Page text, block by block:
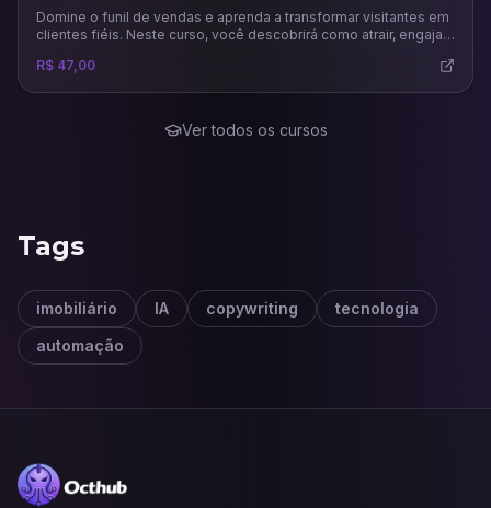
Domine o funil de vendas e aprenda a transformar visitantes em
clientes fiéis. Neste curso, você descobrirá como atrair, engajar
tráfego pago e análise de métricas para maximizar resultados
R$ 47,00
Ver todos os cursos
Tags
imobiliário IA copywriting
tecnologia
automação